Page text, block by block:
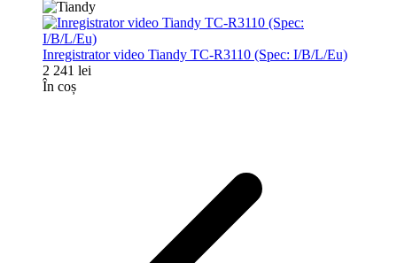
Inregistrator video Tiandy TC-R3110 (Spec: I/B/L/Eu)
2 241 lei
În coș